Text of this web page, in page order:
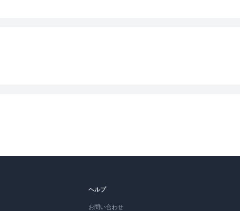
ヘルプ
お問い合わせ